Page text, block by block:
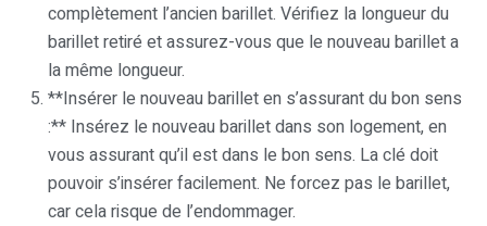
complètement l’ancien barillet. Vérifiez la longueur du
barillet retiré et assurez-vous que le nouveau barillet a
la même longueur.
**Insérer le nouveau barillet en s’assurant du bon sens
:** Insérez le nouveau barillet dans son logement, en
vous assurant qu’il est dans le bon sens. La clé doit
pouvoir s’insérer facilement. Ne forcez pas le barillet,
car cela risque de l’endommager.